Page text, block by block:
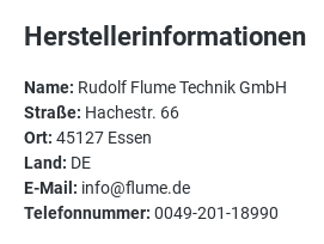
Herstellerinformationen
Name: Rudolf Flume Technik GmbH
Straße: Hachestr. 66
Ort: 45127 Essen
Land: DE
E-Mail: info@flume.de
Telefonnummer: 0049-201-18990